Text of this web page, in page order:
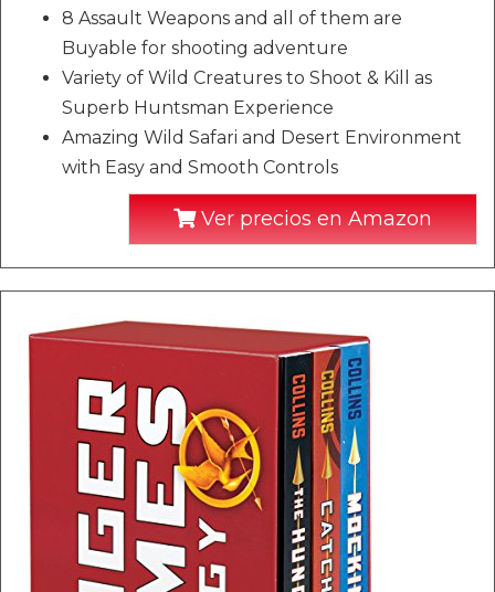
8 Assault Weapons and all of them are
Buyable for shooting adventure
Variety of Wild Creatures to Shoot & Kill as
Superb Huntsman Experience
Amazing Wild Safari and Desert Environment
with Easy and Smooth Controls
Ver precios en Amazon